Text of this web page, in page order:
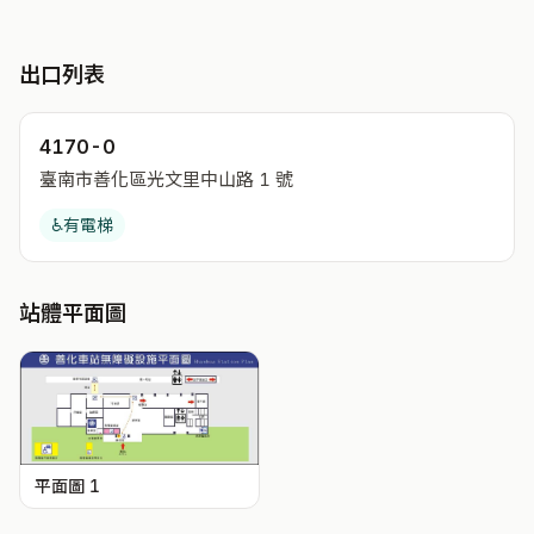
出口列表
4170-0
臺南市善化區光文里中山路 1 號
♿有電梯
站體平面圖
平面圖 1